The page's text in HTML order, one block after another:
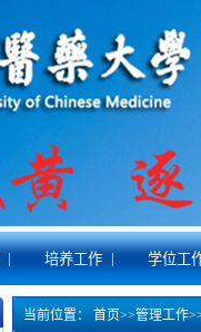
| 培养工作 | 学位工
当前位置： 首页>>管理工作